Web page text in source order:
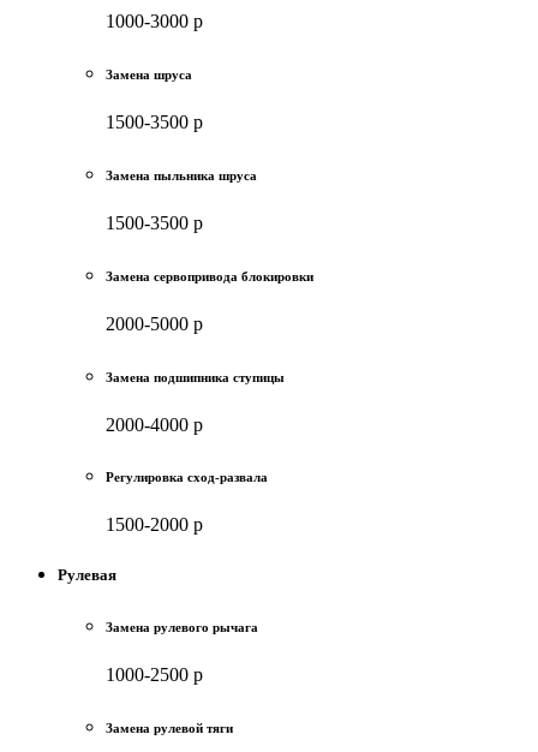
1000-3000 р
Замена шруса
1500-3500 р
Замена пыльника шруса
1500-3500 р
Замена сервопривода блокировки
2000-5000 р
Замена подшипника ступицы
2000-4000 р
Регулировка сход-развала
1500-2000 р
Рулевая
Замена рулевого рычага
1000-2500 р
Замена рулевой тяги